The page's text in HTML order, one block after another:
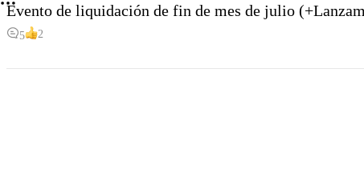
Evento de liquidación de fin de mes de julio
5 2